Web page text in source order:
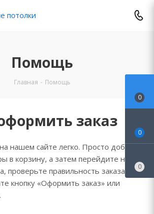
Помощь
Главная - Помощь
заказ
нашем сайте легко. Просто добавьте
в корзину, а затем перейдите на
проверьте правильность заказанных
кнопку «Оформить заказ» или
0
0
0